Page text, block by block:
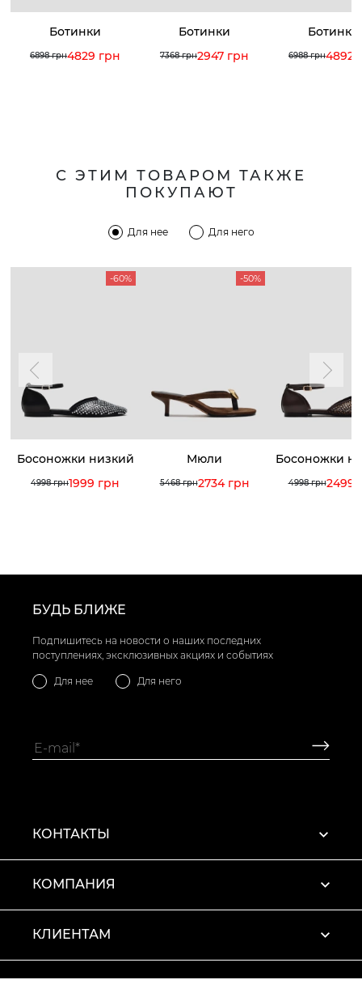
Ботинки
6898 грн4829 грн
Ботинки
7368 грн2947 грн
Ботинки
6988 грн4892
С ЭТИМ ТОВАРОМ ТАКЖЕ
ПОКУПАЮТ
Для нее Для него
-60%
Босоножки низкий
4998 грн1999 грн
-50%
Мюли
5468 грн2734 грн
Босоножки
4998 грн2499
БУДЬ БЛИЖЕ
Подпишитесь на новости о наших последних
поступлениях, эксклюзивных акциях и событиях
Для нее Для него
КОНТАКТЫ
КОМПАНИЯ
КЛИЕНТАМ